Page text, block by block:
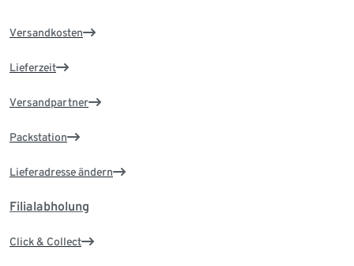
Versandkosten
Lieferzeit
Versandpartner
Packstation
Lieferadresse ändern
Filialabholung
Click & Collect